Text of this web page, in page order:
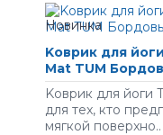
Koвpик для
Mat TUM
Koвpик для йoги
для тex, ктo
мягкoй пoвepxнo..